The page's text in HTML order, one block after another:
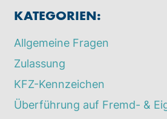
KATEGORIEN:
Allgemeine Fragen
Zulassung
KFZ-Kennzeichen
Überführung auf Fremd- &